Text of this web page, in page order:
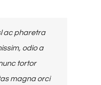
ac pharetra
odio a
tortor
magna orci